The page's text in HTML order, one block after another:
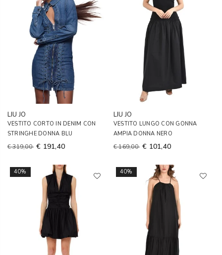
LIU JO
VESTITO CORTO IN DENIM CON
STRINGHE DONNA BLU
€ 319,00 € 191,40
LIU JO
VESTITO LUNGO CON GONNA
AMPIA DONNA NERO
€ 169,00 € 101,40
40% 40%